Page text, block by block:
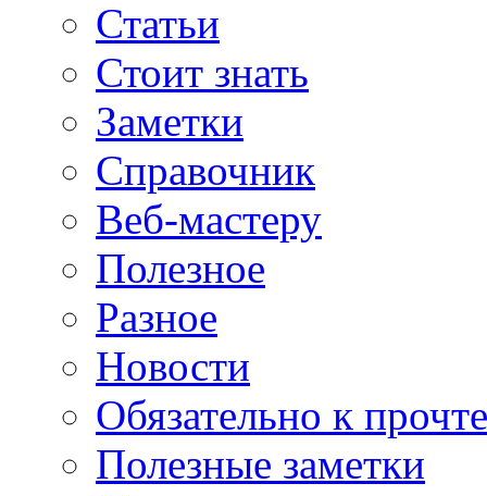
Статьи
Стоит знать
Заметки
Справочник
Веб-мастеру
Полезное
Разное
Новости
Обязательно к
Полезные заметки